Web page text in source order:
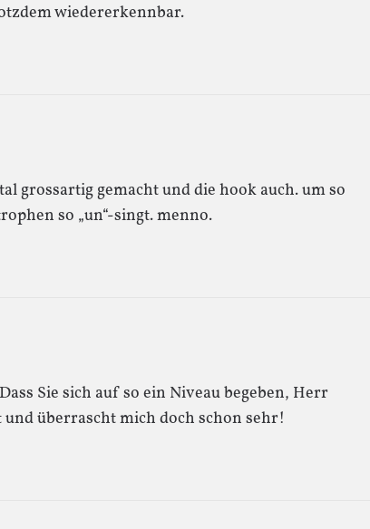
wiedererkennbar.
grossartig gemacht und die hook auch. um so
so „un“-singt. menno.
Sie sich auf so ein Niveau begeben, Herr
überrascht mich doch schon sehr!